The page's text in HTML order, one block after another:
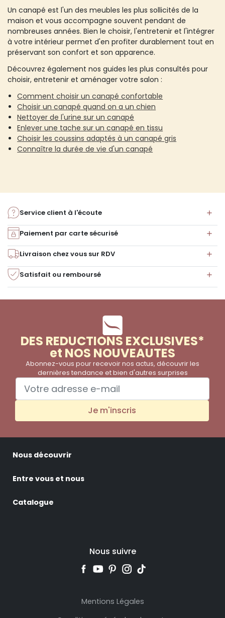
Un canapé est l'un des meubles les plus sollicités de la
maison et vous accompagne souvent pendant de
nombreuses années. Bien le choisir, l'entretenir et l'intégrer
à votre intérieur permet d'en profiter durablement tout en
préservant son confort et son apparence.
Découvrez également nos guides les plus consultés pour
choisir, entretenir et aménager votre salon :
Comment choisir un canapé confortable
Choisir un canapé quand on a un chien
Nettoyer de l'urine sur un canapé
Enlever une tache sur un canapé en tissu
Choisir les coussins adaptés à un canapé gris
Connaître la durée de vie d'un canapé
Service client à l'écoute
Paiement par carte sécurisé
Livraison chez vous sur RDV
Satisfait ou remboursé
DES REDUCTIONS EXCLUSIVES*
et NOS NOUVEAUTES
Abonnez-vous pour recevoir nos actus, découvrir les
dernières tendance et bien d'autres surprises
Je m'inscris
Nous découvrir
Entre vous et nous
Catalogue
Nous suivre
Mentions Légales